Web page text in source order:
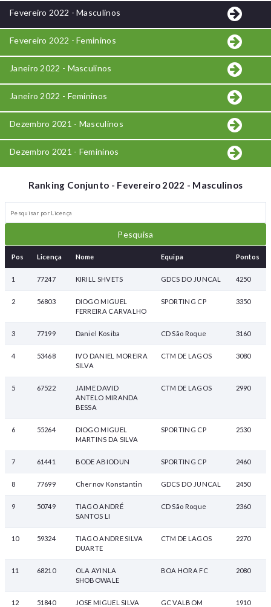
Fevereiro 2022 - Masculinos
Fevereiro 2022 - Femininos
Janeiro 2022 - Masculinos
Janeiro 2022 - Femininos
Dezembro 2021 - Masculinos
Dezembro 2021 - Femininos
Ranking Conjunto - Fevereiro 2022 - Masculinos
Pos Licença Nome Equipa Pontos
1 77247 KIRILL SHVETS GDCS DO JUNCAL 4250
2 56803
DIOGO MIGUEL
FERREIRA CARVALHO
SPORTING CP 3350
3 77199 Daniel Kosiba CD São Roque 3160
4 53468
IVO DANIEL MOREIRA
SILVA
CTM DE LAGOS 3080
5 67522
JAIME DAVID
ANTELO MIRANDA
BESSA
CTM DE LAGOS 2990
6 55264
DIOGO MIGUEL
MARTINS DA SILVA
SPORTING CP 2530
7 61441 BODE ABIODUN SPORTING CP 2460
8 77699 Chernov Konstantin GDCS DO JUNCAL 2450
9 50749
TIAGO ANDRÉ
SANTOS LI
CD São Roque 2360
10 59324
TIAGO ANDRE SILVA
DUARTE
CTM DE LAGOS 2270
11 68210
OLA AYINLA
SHOBOWALE
BOA HORA FC 2080
12 51840
JOSE MIGUEL SILVA
GC VALBOM 1910